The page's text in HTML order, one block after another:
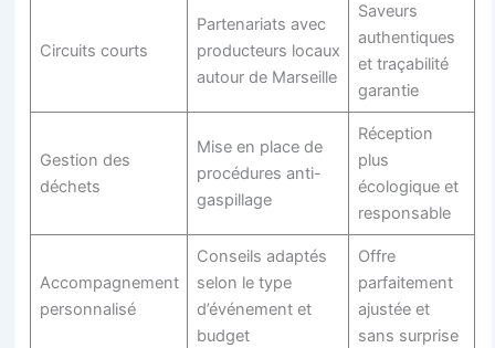
Circuits courts
Partenariats avec
producteurs locaux
autour de Marseille
Saveurs
authentiques
et traçabilité
garantie
Gestion des
déchets
Mise en place de
procédures anti-
gaspillage
Réception
plus
écologique et
responsable
Accompagnement
personnalisé
Conseils adaptés
selon le type
d’événement et
budget
Offre
parfaitement
ajustée et
sans surprise